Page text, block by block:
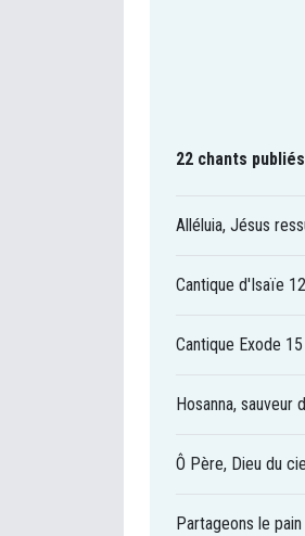
22 chants
Alléluia, Jésus
Cantique d'Isaïe
Cantique Exode
Hosanna, sauveur
Ô Père, Dieu du
Partageons le